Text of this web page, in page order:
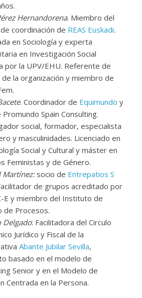
Hernandorena. Miembro del
coordinación de REAS Euskadi.
en Sociología y experta
en Investigación Social
por la UPV/EHU. Referente de
la organización y miembro de
. Coordinador de Equimundo y
Promundo Spain Consulting.
social, formador, especialista
y masculinidades. Licenciado en
Social y Cultural y máster en
Feministas y de Género.
Martínez:socio de Entrepatios S
de grupos acreditado por
E y miembro del Instituto de
de Procesos.
Delgado: Facilitadora del Circulo
Jurídico y Fiscal de la
Abante Jubilar Sevilla,
basado en el modelo de
Senior y en el Modelo de
Centrada en la Persona.